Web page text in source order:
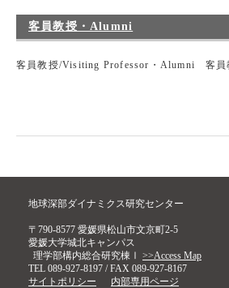
客員教授・Alumni
客員教授/Visiting Professor・Alumni 客
地球深部ダイナミクス研究センター
〒790-8577 愛媛県松山市文京町2-5
愛媛大学城北キャンパス
理学部構内総合研究棟Ⅰ >>Access Map
TEL 089-927-8197 / FAX 089-927-8167
サイトポリシー
内部専用ページ